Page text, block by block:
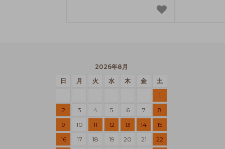
2026年8月
日
月 火 水 木 金
土
1
2
3 4 5 6 7
8
9
10 11 12 13 14
15
16
17 18 19 20 21
22